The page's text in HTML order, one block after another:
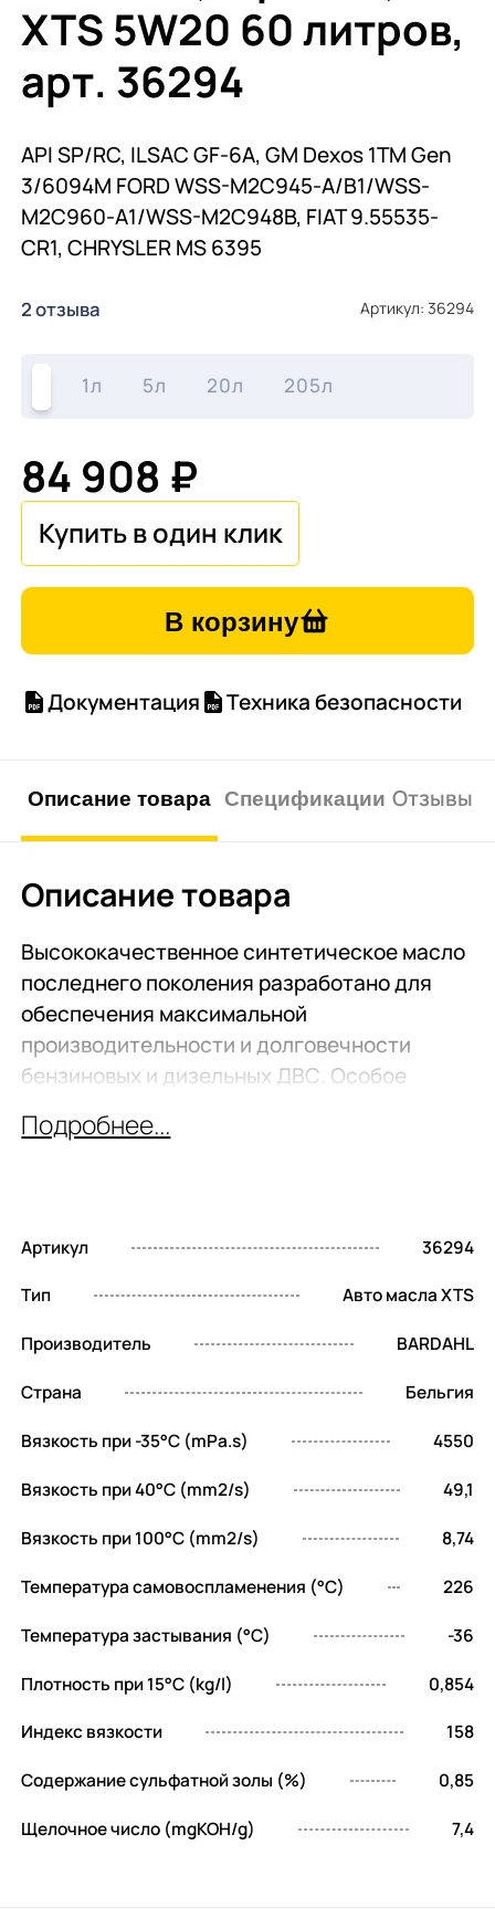
XTS 5W20 60 литров,
арт. 36294
API SP/RC, ILSAC GF-6A, GM Dexos 1TM Gen
3/6094M FORD WSS-M2C945-A/B1/WSS-
M2C960-A1/WSS-M2C948B, FIAT 9.55535-
CR1, CHRYSLER MS 6395
2 отзыва Артикул: 36294
1л 5л 20л 205л
84 908 ₽
В корзину
Документация Техника безопасности
Описание товара Спецификации Отзывы о
Описание товара
Высококачественное синтетическое масло
последнего поколения разработано для
обеспечения максимальной
производительности и долговечности
бензиновых и дизельных ДВС. Особое
двигателей FORD EcoBoost, где масло
особенности
BARDAHL XTS 5W20
Синтетическая основа PAO. PAO — это
высокотехнологичная основа,
обеспечивающая превосходные
стабильность при высоких температурах
и минимальное испарение.
Увеличенный межсервисный интервал.
Масло сохраняет свои свойства на
протяжении более длительного периода
экономить время и деньги.
Оптимальная работа при низких
температурах. Быстрый пуск двигателя
предотвращение износа при холодном
Подробнее...
Артикул 36294
Тип Авто масла XTS
Производитель BARDAHL
Страна Бельгия
Вязкость при -35°C (mPa.s) 4550
Вязкость при 40°C (mm2/s) 49,1
Вязкость при 100°C (mm2/s) 8,74
Температура самовоспламенения (°C) 226
Температура застывания (°C) -36
Плотность при 15°C (kg/l) 0,854
Индекс вязкости 158
Содержание сульфатной золы (%) 0,85
Щелочное число (mgKOH/g) 7,4